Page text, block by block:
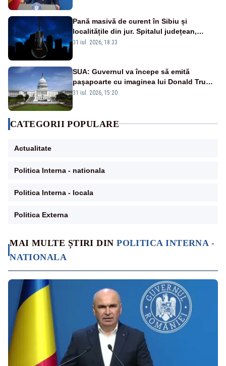
MAI MULTE ȘTIRI DINPOLITICA INTERNA -
NATIONALA
Pană masivă de curent în Sibiu și
localitățile din jur. Spitalul județean,
semafoarele, rețelele de telefonie, grav
31 iul. 2026, 18:33
SUA: Guvernul va începe să emită
paşapoarte cu imaginea lui Donald Trump
începând cu 8 august
31 iul. 2026, 15:20
CATEGORII POPULARE
Actualitate
Politica Interna - nationala
Politica Interna - locala
Politica Externa